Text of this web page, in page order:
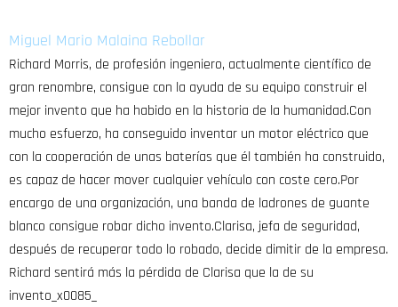
Miguel Mario Malaina Rebollar
Richard Morris, de profesión ingeniero, actualmente científico de
gran renombre, consigue con la ayuda de su equipo construir el
mejor invento que ha habido en la historia de la humanidad.Con
mucho esfuerzo, ha conseguido inventar un motor eléctrico que
con la cooperación de unas baterías que él también ha construido,
es capaz de hacer mover cualquier vehículo con coste cero.Por
encargo de una organización, una banda de ladrones de guante
blanco consigue robar dicho invento.Clarisa, jefa de seguridad,
después de recuperar todo lo robado, decide dimitir de la empresa.
Richard sentirá más la pérdida de Clarisa que la de su
invento_x0085_